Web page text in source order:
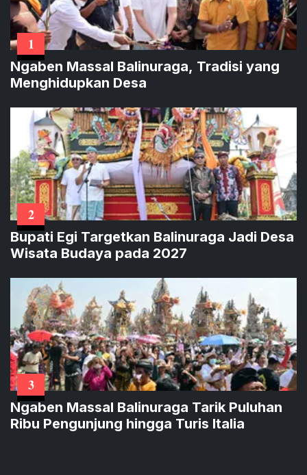
1
Ngaben Massal Balinuraga, Tradisi yang
Menghidupkan Desa
2
Bupati Egi Targetkan Balinuraga Jadi Desa
Wisata Budaya pada 2027
3
Ngaben Massal Balinuraga Tarik Puluhan
Ribu Pengunjung hingga Turis Italia